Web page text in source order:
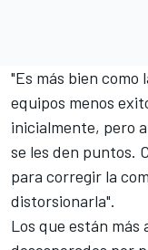
"Es más bien como
equipos menos
inicialmente, pero
se les den puntos.
para corregir la
distorsionarla".
Los que están más